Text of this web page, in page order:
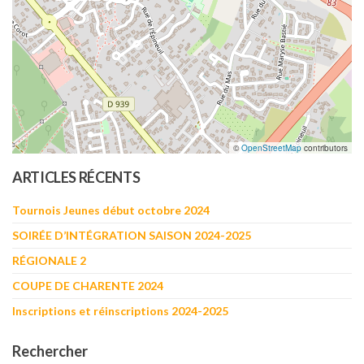
©OpenStreetMap contributors
ARTICLES RÉCENTS
Tournois Jeunes début octobre 2024
SOIRÉE D’INTÉGRATION SAISON 2024-2025
RÉGIONALE 2
COUPE DE CHARENTE 2024
Inscriptions et réinscriptions 2024-2025
Rechercher